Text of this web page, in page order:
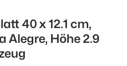
40 x 12.1 cm,
Alegre, Höhe 2.9